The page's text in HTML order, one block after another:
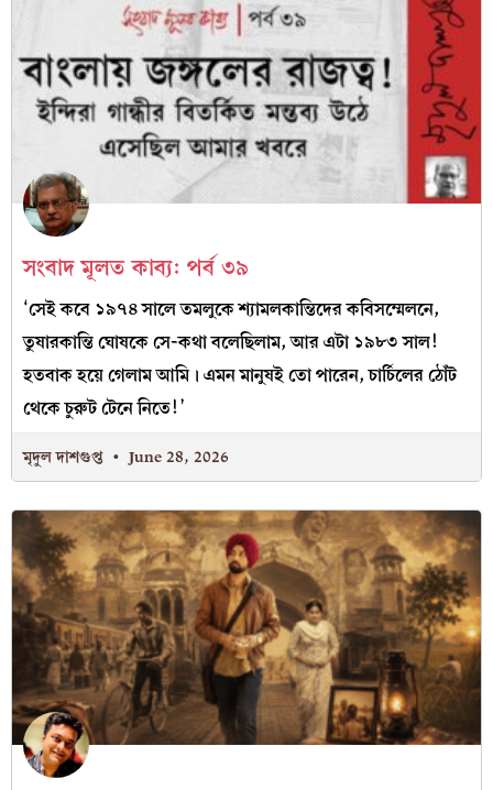
সংবাদ মূলত কাব‍্য: পর্ব ৩৯
‘সেই কবে ১৯৭৪ সালে তমলুকে শ্যামলকান্তিদের কবিসম্মেলনে,
তুষারকান্তি ঘোষকে সে-কথা বলেছিলাম, আর এটা ১৯৮৩ সাল!
হতবাক হয়ে গেলাম আমি। এমন মানুষই তো পারেন, চার্চিলের ঠোঁট
থেকে চুরুট টেনে নিতে!’
মৃদুল দাশগুপ্ত June 28, 2026